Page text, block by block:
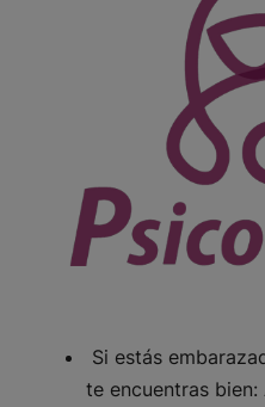
Si estás
te encuentras